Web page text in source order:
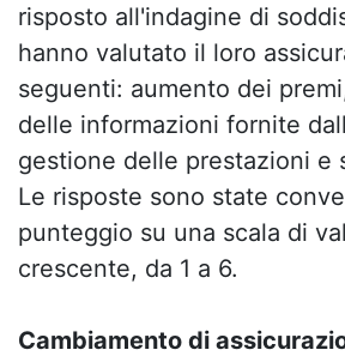
risposto all'indagine di
hanno valutato il loro
seguenti: aumento dei
delle informazioni fornite
gestione delle prestazioni e
Le risposte sono state
punteggio su una scala di
crescente, da 1 a 6.
Cambiamento di